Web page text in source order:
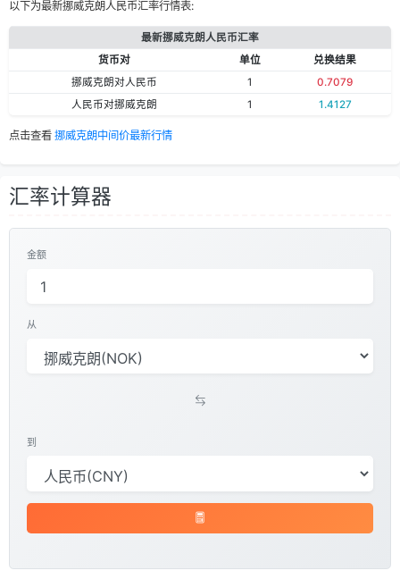
以下为最新挪威克朗人民币汇率行情表:
最新挪威克朗人民币汇率
货币对
单位
兑换结果
挪威克朗对人民币
1
0.7079
人民币对挪威克朗
1 1.4127
点击查看 挪威克朗中间价最新行情
汇率计算器
金额
从
到